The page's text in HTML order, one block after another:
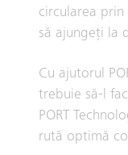
circularea
să ajungeți la
Cu ajutorul
trebuie să-l
PORT
rută optimă